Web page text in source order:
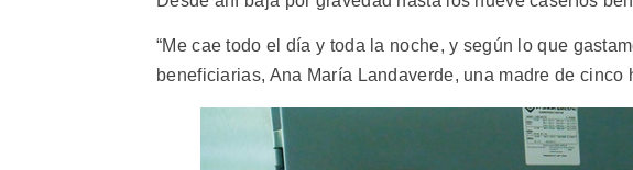
“Me cae todo el día y toda la noche, y según lo que
beneficiarias, Ana María Landaverde, una madre de cinco